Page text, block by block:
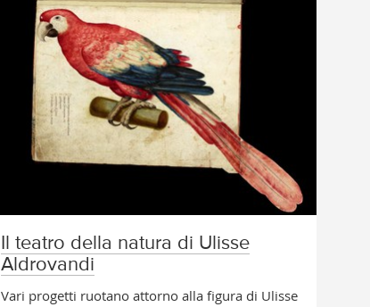
Il teatro della natura di Ulisse
Aldrovandi
Vari progetti ruotano attorno alla figura di Ulisse